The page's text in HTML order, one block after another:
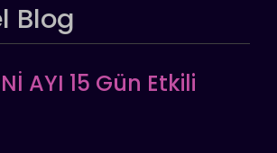
Blog
AYI 15 Gün Etkili